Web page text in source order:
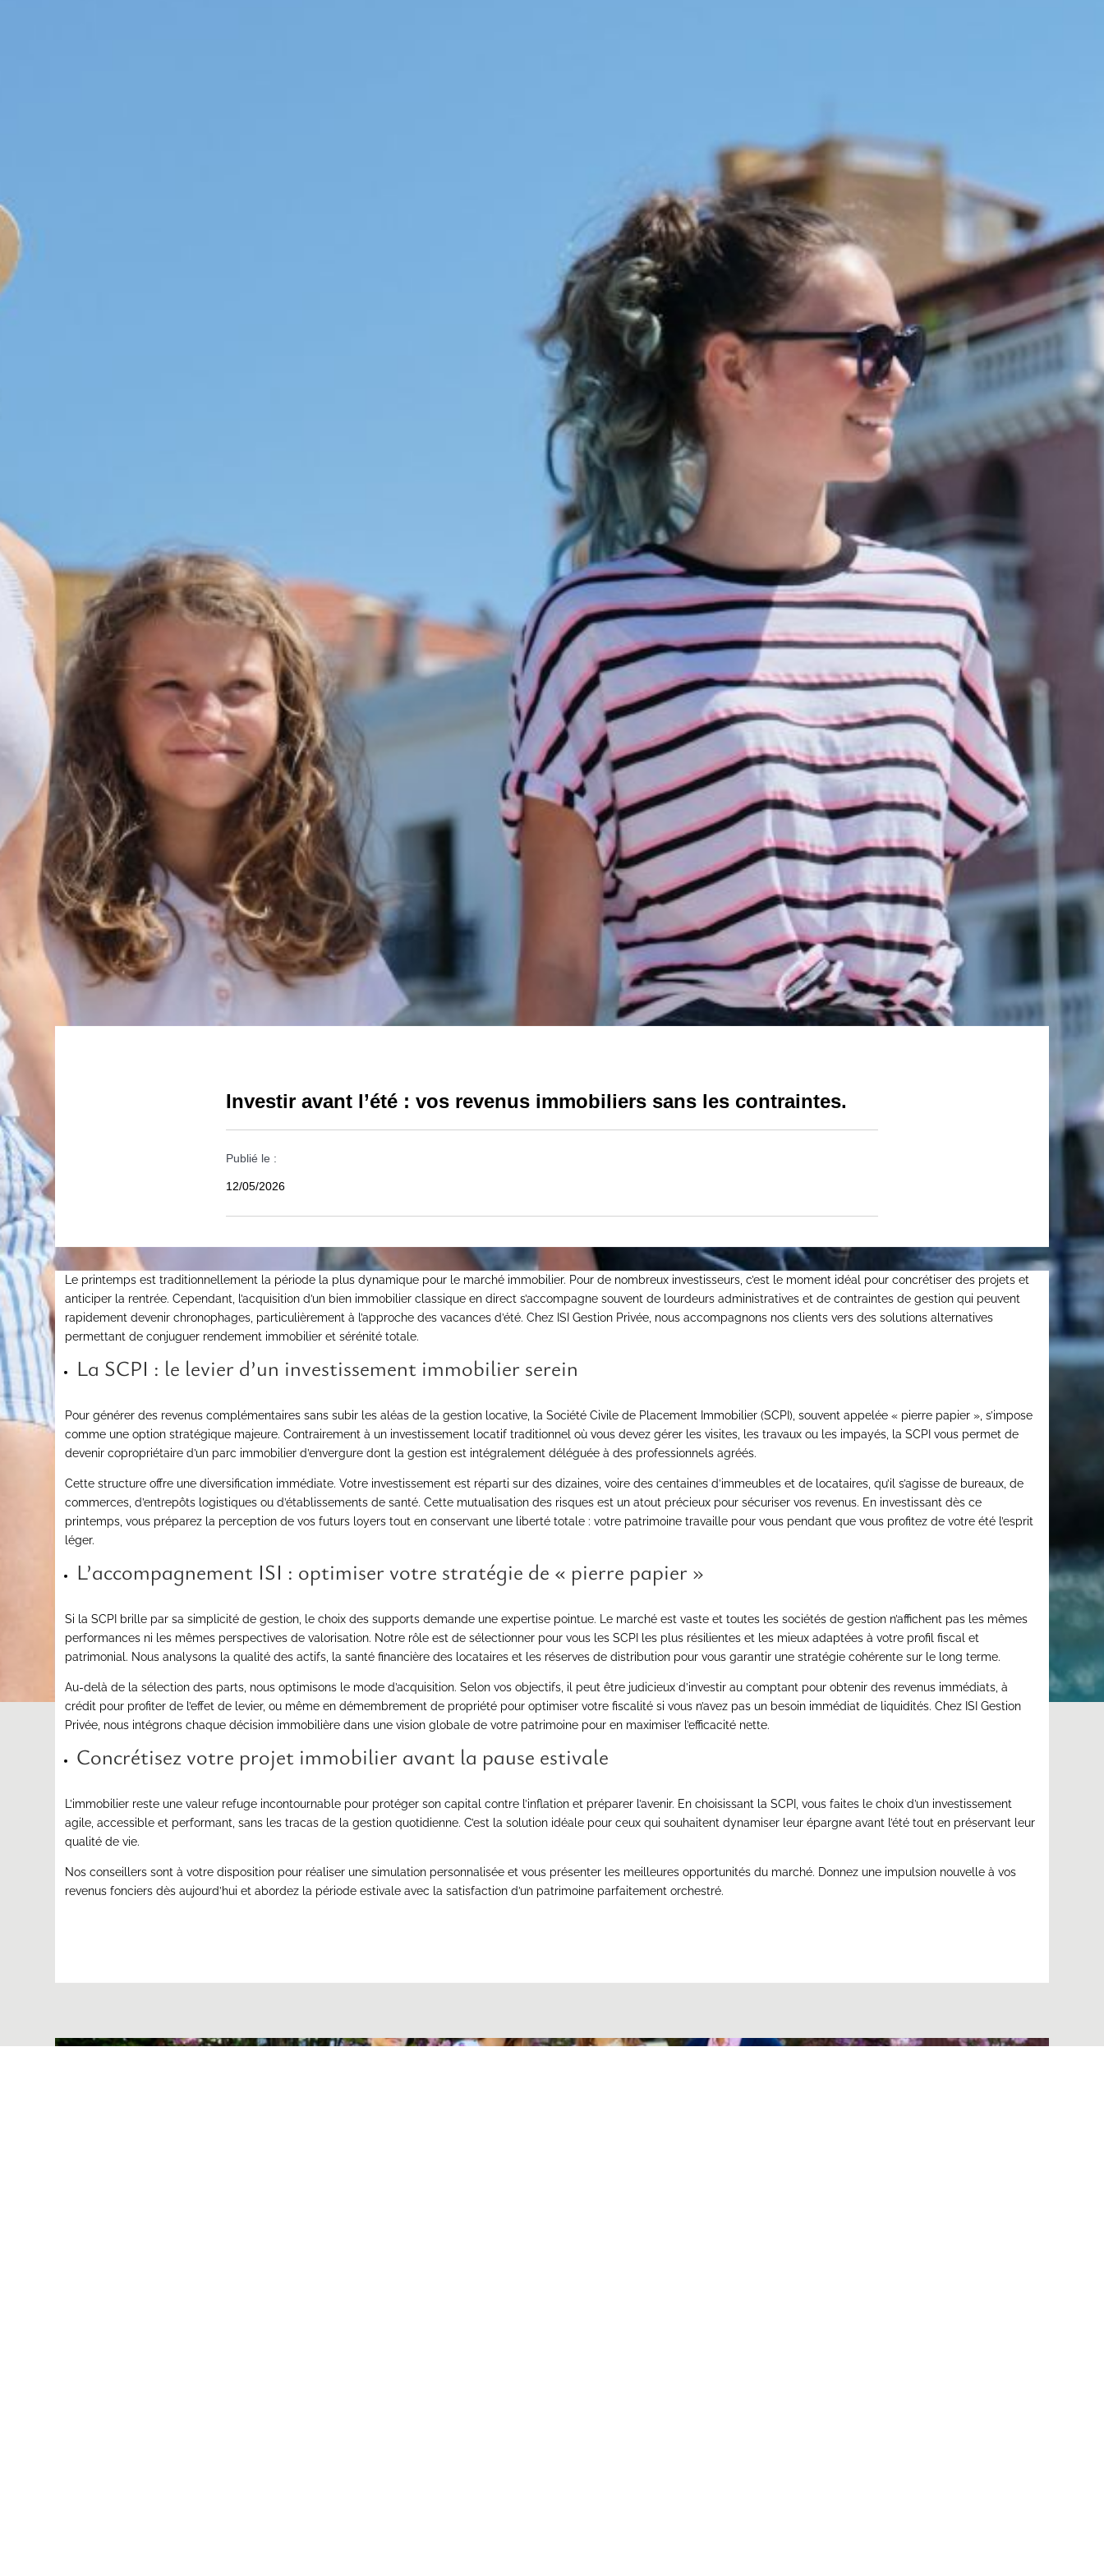
Investir avant l’été : vos revenus immobiliers sans les contraintes.
Publié le :
12/05/2026
Le printemps est traditionnellement la période la plus dynamique pour le marché immobilier. Pour de nombreux investisseurs, c’est le moment idéal pour concrétiser des projets et
anticiper la rentrée. Cependant, l’acquisition d’un bien immobilier classique en direct s’accompagne souvent de lourdeurs administratives et de contraintes de gestion qui peuvent
rapidement devenir chronophages, particulièrement à l’approche des vacances d’été. Chez ISI Gestion Privée, nous accompagnons nos clients vers des solutions alternatives
permettant de conjuguer rendement immobilier et sérénité totale.
La SCPI : le levier d’un investissement immobilier serein
Pour générer des revenus complémentaires sans subir les aléas de la gestion locative, la Société Civile de Placement Immobilier (SCPI), souvent appelée « pierre papier », s’impose
comme une option stratégique majeure. Contrairement à un investissement locatif traditionnel où vous devez gérer les visites, les travaux ou les impayés, la SCPI vous permet de
devenir copropriétaire d’un parc immobilier d’envergure dont la gestion est intégralement déléguée à des professionnels agréés.
Cette structure offre une diversification immédiate. Votre investissement est réparti sur des dizaines, voire des centaines d’immeubles et de locataires, qu’il s’agisse de bureaux, de
commerces, d’entrepôts logistiques ou d’établissements de santé. Cette mutualisation des risques est un atout précieux pour sécuriser vos revenus. En investissant dès ce
printemps, vous préparez la perception de vos futurs loyers tout en conservant une liberté totale : votre patrimoine travaille pour vous pendant que vous profitez de votre été l’esprit
léger.
L’accompagnement ISI : optimiser votre stratégie de « pierre papier »
Si la SCPI brille par sa simplicité de gestion, le choix des supports demande une expertise pointue. Le marché est vaste et toutes les sociétés de gestion n’affichent pas les mêmes
performances ni les mêmes perspectives de valorisation. Notre rôle est de sélectionner pour vous les SCPI les plus résilientes et les mieux adaptées à votre profil fiscal et
patrimonial. Nous analysons la qualité des actifs, la santé financière des locataires et les réserves de distribution pour vous garantir une stratégie cohérente sur le long terme.
Au-delà de la sélection des parts, nous optimisons le mode d’acquisition. Selon vos objectifs, il peut être judicieux d’investir au comptant pour obtenir des revenus immédiats, à
crédit pour profiter de l’effet de levier, ou même en démembrement de propriété pour optimiser votre fiscalité si vous n’avez pas un besoin immédiat de liquidités. Chez ISI Gestion
Privée, nous intégrons chaque décision immobilière dans une vision globale de votre patrimoine pour en maximiser l’efficacité nette.
Concrétisez votre projet immobilier avant la pause estivale
L’immobilier reste une valeur refuge incontournable pour protéger son capital contre l’inflation et préparer l’avenir. En choisissant la SCPI, vous faites le choix d’un investissement
agile, accessible et performant, sans les tracas de la gestion quotidienne. C’est la solution idéale pour ceux qui souhaitent dynamiser leur épargne avant l’été tout en préservant leur
qualité de vie.
Nos conseillers sont à votre disposition pour réaliser une simulation personnalisée et vous présenter les meilleures opportunités du marché. Donnez une impulsion nouvelle à vos
revenus fonciers dès aujourd’hui et abordez la période estivale avec la satisfaction d’un patrimoine parfaitement orchestré.